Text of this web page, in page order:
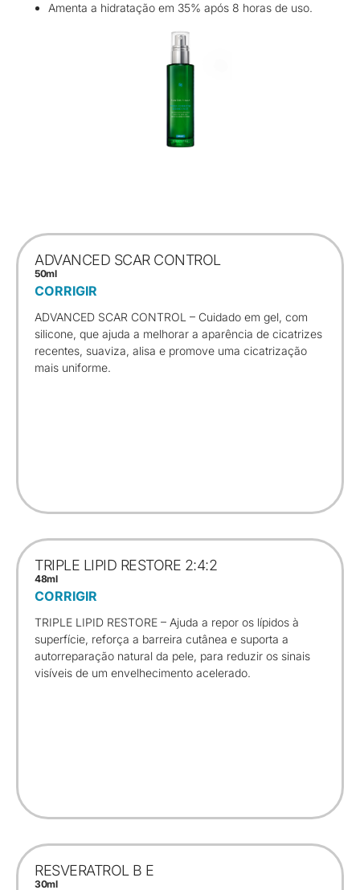
Amenta a hidratação em 35% após 8 horas de uso.
ADVANCED SCAR CONTROL
50ml
CORRIGIR
ADVANCED SCAR CONTROL – Cuidado em gel, com
silicone, que ajuda a melhorar a aparência de cicatrizes
recentes, suaviza, alisa e promove uma cicatrização
mais uniforme.
TRIPLE LIPID RESTORE 2:4:2
48ml
CORRIGIR
TRIPLE LIPID RESTORE – Ajuda a repor os lípidos à
superfície, reforça a barreira cutânea e suporta a
autorreparação natural da pele, para reduzir os sinais
visíveis de um envelhecimento acelerado.
RESVERATROL B E
30ml